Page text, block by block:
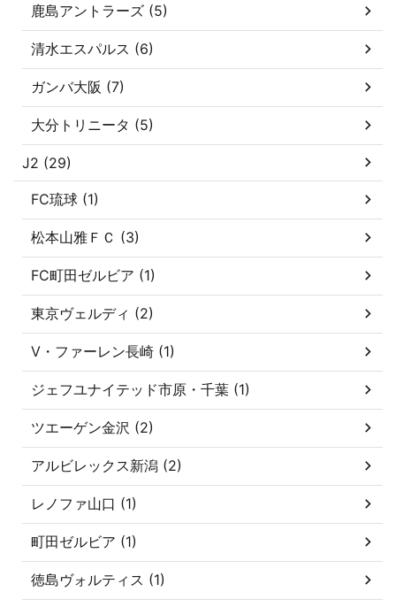
鹿島アントラーズ (5)
清水エスパルス (6)
ガンバ大阪 (7)
大分トリニータ (5)
J2 (29)
FC琉球 (1)
松本山雅ＦＣ (3)
FC町田ゼルビア (1)
東京ヴェルディ (2)
V・ファーレン長崎 (1)
ジェフユナイテッド市原・千葉 (1)
ツエーゲン金沢 (2)
アルビレックス新潟 (2)
レノファ山口 (1)
町田ゼルビア (1)
徳島ヴォルティス (1)